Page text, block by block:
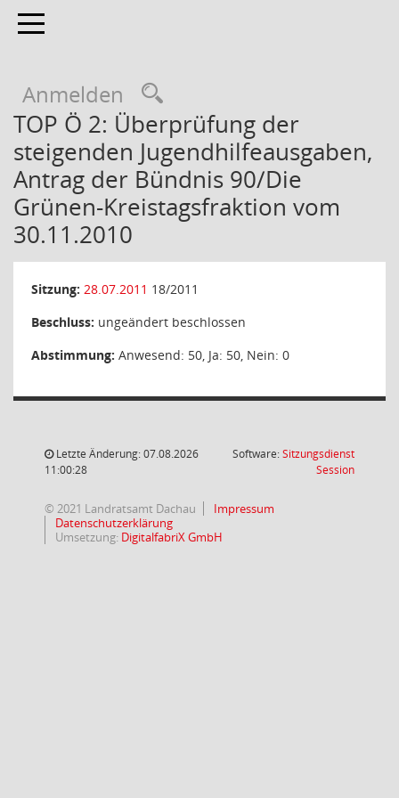
Toggle navigation
Anmelden
TOP Ö 2: Überprüfung der
steigenden Jugendhilfeausgaben,
Antrag der Bündnis 90/Die
Grünen-Kreistagsfraktion vom
30.11.2010
Sitzung: 28.07.2011 18/2011
Beschluss: ungeändert beschlossen
Abstimmung: Anwesend: 50, Ja: 50, Nein: 0
Letzte Änderung: 07.08.2026
11:00:28
Software:Sitzungsdienst
Session(Wird in
© 2021 Landratsamt Dachau
Impressum
Datenschutzerklärung
Umsetzung: DigitalfabriX GmbH